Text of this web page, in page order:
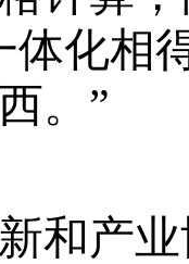
体化相
。”
和产